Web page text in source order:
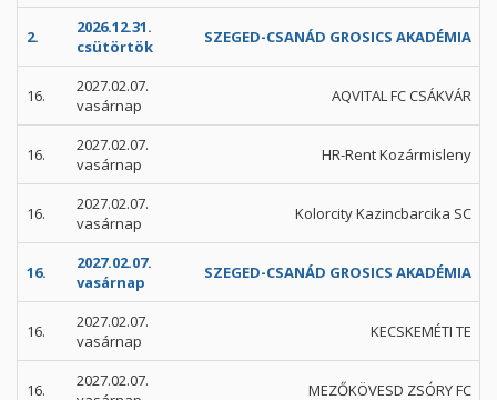
2.
2026.12.31.
csütörtök
SZEGED-CSANÁD GROSICS AKADÉMIA
16.
2027.02.07.
vasárnap
AQVITAL FC CSÁKVÁR
16.
2027.02.07.
vasárnap
HR-Rent Kozármisleny
16.
2027.02.07.
vasárnap
Kolorcity Kazincbarcika SC
16.
2027.02.07.
vasárnap
SZEGED-CSANÁD GROSICS AKADÉMIA
16.
2027.02.07.
vasárnap
KECSKEMÉTI TE
16.
2027.02.07.
MEZŐKÖVESD ZSÓRY FC